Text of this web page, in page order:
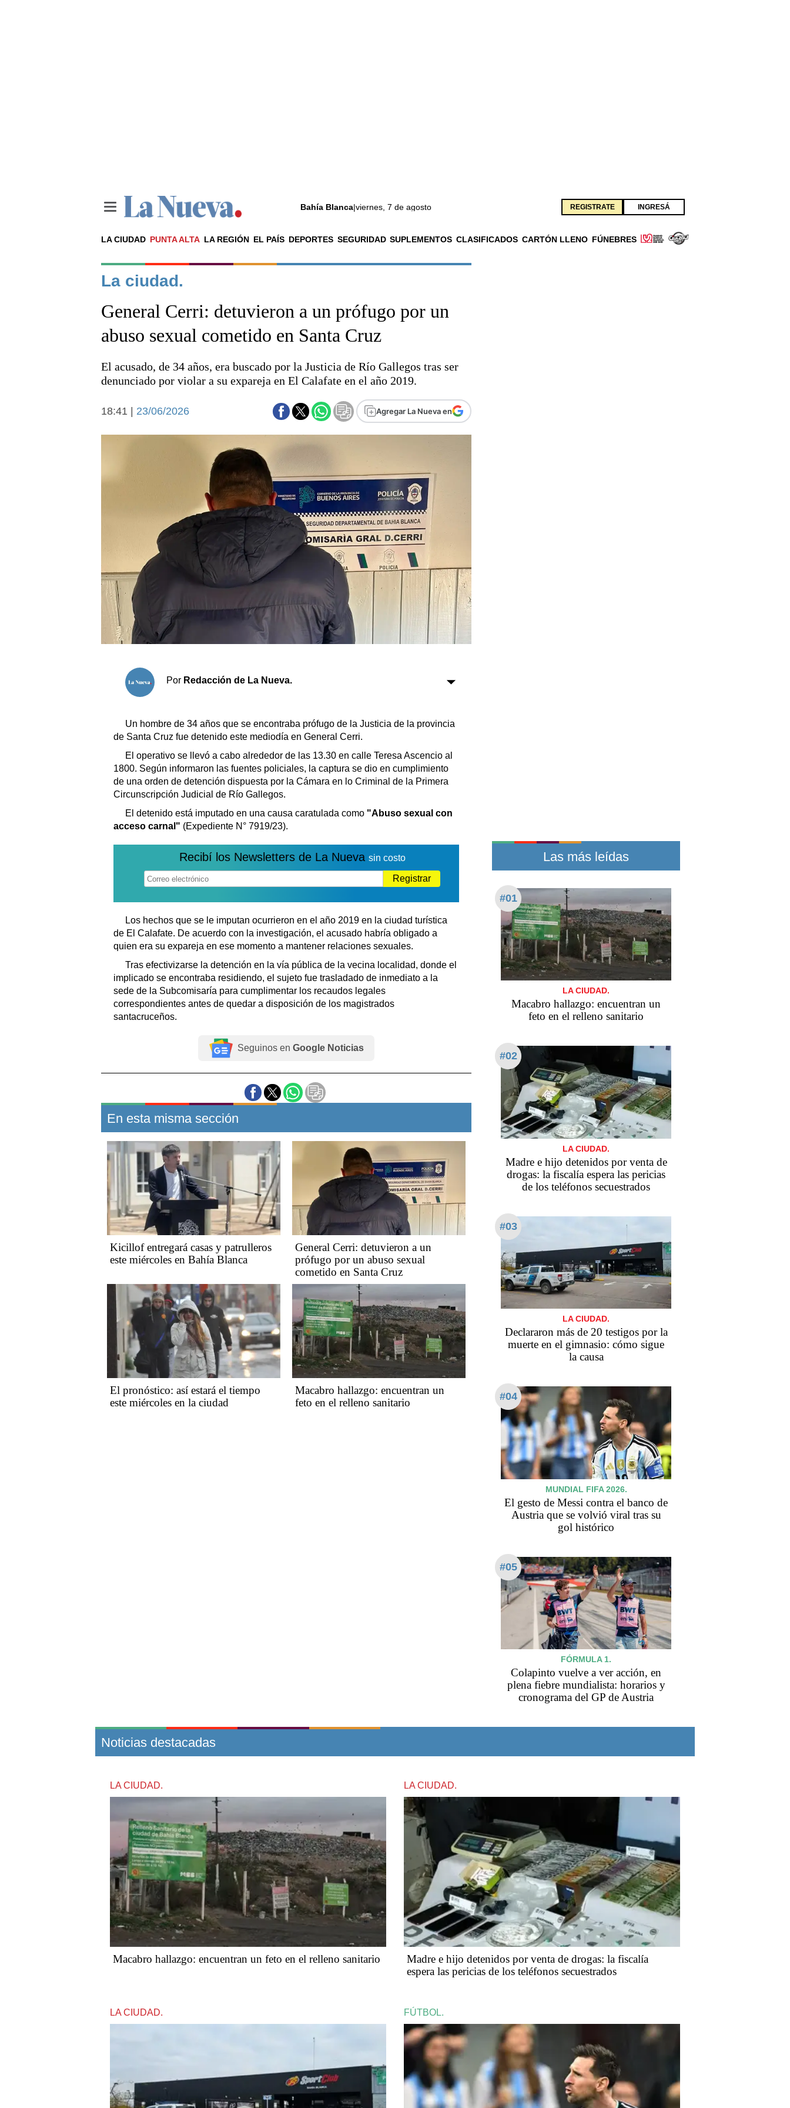
Bahía Blanca|viernes, 7 de agosto REGISTRATE INGRESÁ
LA CIUDAD PUNTA ALTA LA REGIÓN EL PAÍS DEPORTES SEGURIDAD SUPLEMENTOS CLASIFICADOS CARTÓN LLENO FÚNEBRES
Noticias
La ciudad
El país
Seguridad
Deportes
Escenario Olímpico
Liga del Sur
Básquetbol
Fútbol
Federal A
Cines
Economía y finanzas
Con el campo
Espacio empresas
Sociedad y tiempo libre
Sociedad
Tecnología
Turismo
Salud
El tiempo
Fúnebres
Horóscopo
Suplementos
Loterías
Fúnebres
Edictos
Teléfonos de urgencia
La ciudad.
General Cerri: detuvieron a un prófugo por un
abuso sexual cometido en Santa Cruz
El acusado, de 34 años, era buscado por la Justicia de Río Gallegos tras ser
denunciado por violar a su expareja en El Calafate en el año 2019.
Agregar La Nueva en
18:41 | 23/06/2026
Por Redacción de La Nueva.
Un hombre de 34 años que se encontraba prófugo de la Justicia de la provincia
de Santa Cruz fue detenido este mediodía en General Cerri.
El operativo se llevó a cabo alrededor de las 13.30 en calle Teresa Ascencio al
1800. Según informaron las fuentes policiales, la captura se dio en cumplimiento
de una orden de detención dispuesta por la Cámara en lo Criminal de la Primera
Circunscripción Judicial de Río Gallegos.
El detenido está imputado en una causa caratulada como "Abuso sexual con
acceso carnal" (Expediente N° 7919/23).
Recibí los Newsletters de La Nueva sin costo
Registrar
Los hechos que se le imputan ocurrieron en el año 2019 en la ciudad turística
de El Calafate. De acuerdo con la investigación, el acusado habría obligado a
quien era su expareja en ese momento a mantener relaciones sexuales.
Tras efectivizarse la detención en la vía pública de la vecina localidad, donde el
implicado se encontraba residiendo, el sujeto fue trasladado de inmediato a la
sede de la Subcomisaría para cumplimentar los recaudos legales
correspondientes antes de quedar a disposición de los magistrados
santacruceños.
Seguinos en Google Noticias
En esta misma sección
Kicillof entregará casas y patrulleros
este miércoles en Bahía Blanca
General Cerri: detuvieron a un
prófugo por un abuso sexual
cometido en Santa Cruz
El pronóstico: así estará el tiempo
este miércoles en la ciudad
Macabro hallazgo: encuentran un
feto en el relleno sanitario
Las más leídas
#01
LA CIUDAD.
Macabro hallazgo: encuentran un
feto en el relleno sanitario
#02
LA CIUDAD.
Madre e hijo detenidos por venta de
drogas: la fiscalía espera las pericias
de los teléfonos secuestrados
#03
LA CIUDAD.
Declararon más de 20 testigos por la
muerte en el gimnasio: cómo sigue
la causa
#04
MUNDIAL FIFA 2026.
El gesto de Messi contra el banco de
Austria que se volvió viral tras su
gol histórico
#05
FÓRMULA 1.
Colapinto vuelve a ver acción, en
plena fiebre mundialista: horarios y
cronograma del GP de Austria
Noticias destacadas
LA CIUDAD.
Macabro hallazgo: encuentran un feto en el relleno sanitario
LA CIUDAD.
Madre e hijo detenidos por venta de drogas: la fiscalía
espera las pericias de los teléfonos secuestrados
LA CIUDAD. FÚTBOL.